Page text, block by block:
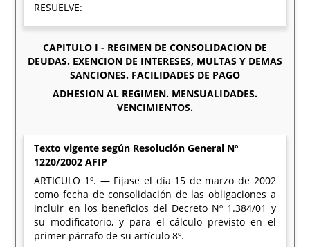
RESUELVE:
CAPITULO I - REGIMEN DE CONSOLIDACION DE
DEUDAS. EXENCION DE INTERESES, MULTAS Y DEMAS
SANCIONES. FACILIDADES DE PAGO
ADHESION AL REGIMEN. MENSUALIDADES.
VENCIMIENTOS.
Texto vigente según Resolución General Nº
1220/2002 AFIP
ARTICULO 1º. — Fíjase el día 15 de marzo de 2002
como fecha de consolidación de las obligaciones a
incluir en los beneficios del Decreto Nº 1.384/01 y
su modificatorio, y para el cálculo previsto en el
primer párrafo de su artículo 8º.